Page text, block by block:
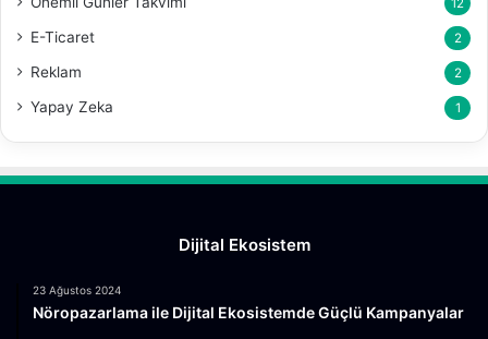
12
E-Ticaret 2
Reklam 2
Yapay Zeka 1
Dijital Ekosistem
23 Ağustos 2024
Nöropazarlama ile Dijital Ekosistemde Güçlü Kampanyalar